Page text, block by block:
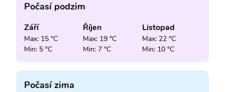
Počasí podzim
Září
Max: 15 °C
Min: 5 °C
Říjen
Max: 19 °C
Min: 7 °C
Listopad
Max: 22 °C
Min: 10 °C
Počasí zima